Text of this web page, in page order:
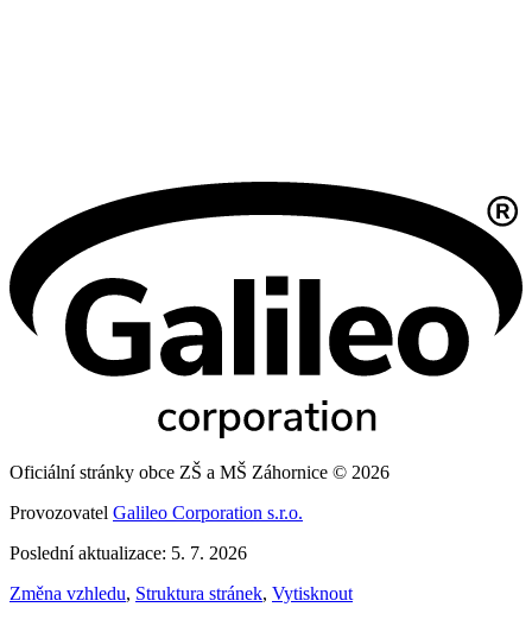
Oficiální stránky obce ZŠ a MŠ Záhornice © 2026
Provozovatel Galileo Corporation s.r.o.
Poslední aktualizace: 5. 7. 2026
Změna vzhledu, Struktura stránek, Vytisknout